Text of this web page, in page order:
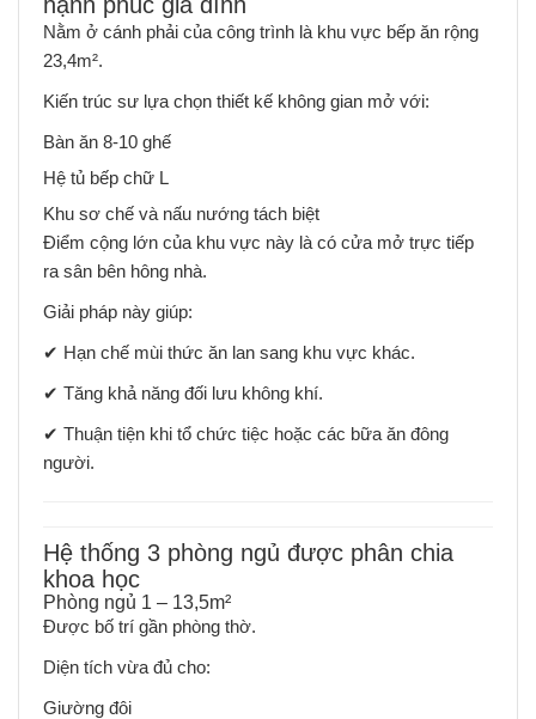
Nằm ở cánh phải của công trình là khu vực bếp ăn rộng
23,4m².
Kiến trúc sư lựa chọn thiết kế không gian mở với:
Bàn ăn 8-10 ghế
Hệ tủ bếp chữ L
Khu sơ chế và nấu nướng tách biệt
Điểm cộng lớn của khu vực này là có cửa mở trực tiếp
ra sân bên hông nhà.
Giải pháp này giúp:
✔ Hạn chế mùi thức ăn lan sang khu vực khác.
✔ Tăng khả năng đối lưu không khí.
✔ Thuận tiện khi tổ chức tiệc hoặc các bữa ăn đông
người.
Hệ thống 3 phòng ngủ được phân chia
khoa học
Phòng ngủ 1 – 13,5m²
Được bố trí gần phòng thờ.
Diện tích vừa đủ cho:
Giường đôi